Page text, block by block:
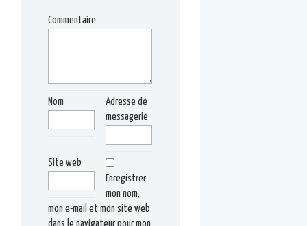
Commentaire
Nom
Adresse de
messagerie
Site web
Enregistrer
mon nom,
mon e-mail et mon site web
dans le navigateur pour mon